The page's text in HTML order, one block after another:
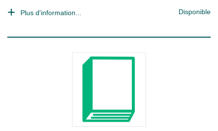
Plus d'information... Disponible